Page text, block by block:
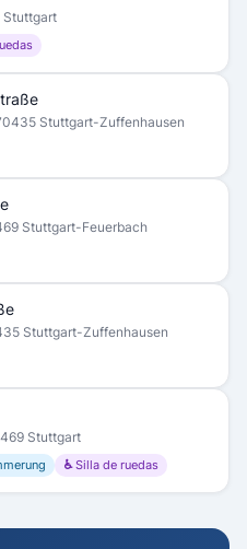
Stuttgart
Stuttgart-Zuffenhausen
Stuttgart-Feuerbach
Stuttgart-Zuffenhausen
Stuttgart
♿ Silla de ruedas